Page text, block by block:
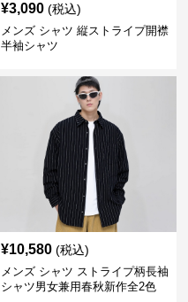
¥3,090 (税込)
メンズ シャツ 縦ストライプ開襟
半袖シャツ
¥10,580 (税込)
メンズ シャツ ストライプ柄長袖
シャツ男女兼用春秋新作全2色